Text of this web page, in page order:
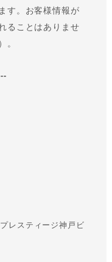
す。お客様情報が
ることはありませ
。
レスティージ神戸ビ